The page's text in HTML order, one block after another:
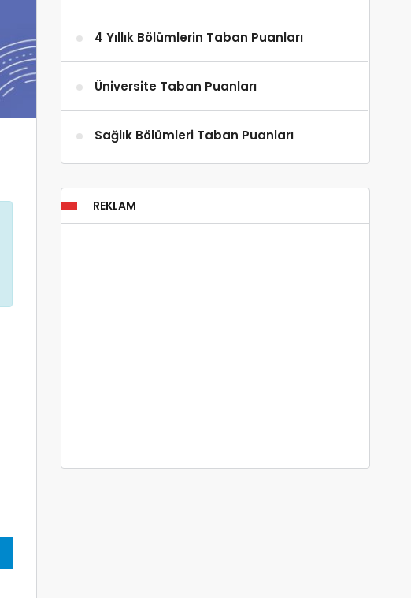
4 Yıllık Bölümlerin Taban Puanları
Üniversite Taban Puanları
Sağlık Bölümleri Taban Puanları
REKLAM